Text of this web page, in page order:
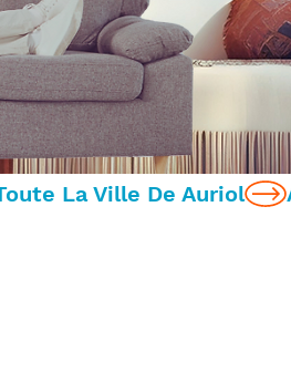
La Ville De Auriol